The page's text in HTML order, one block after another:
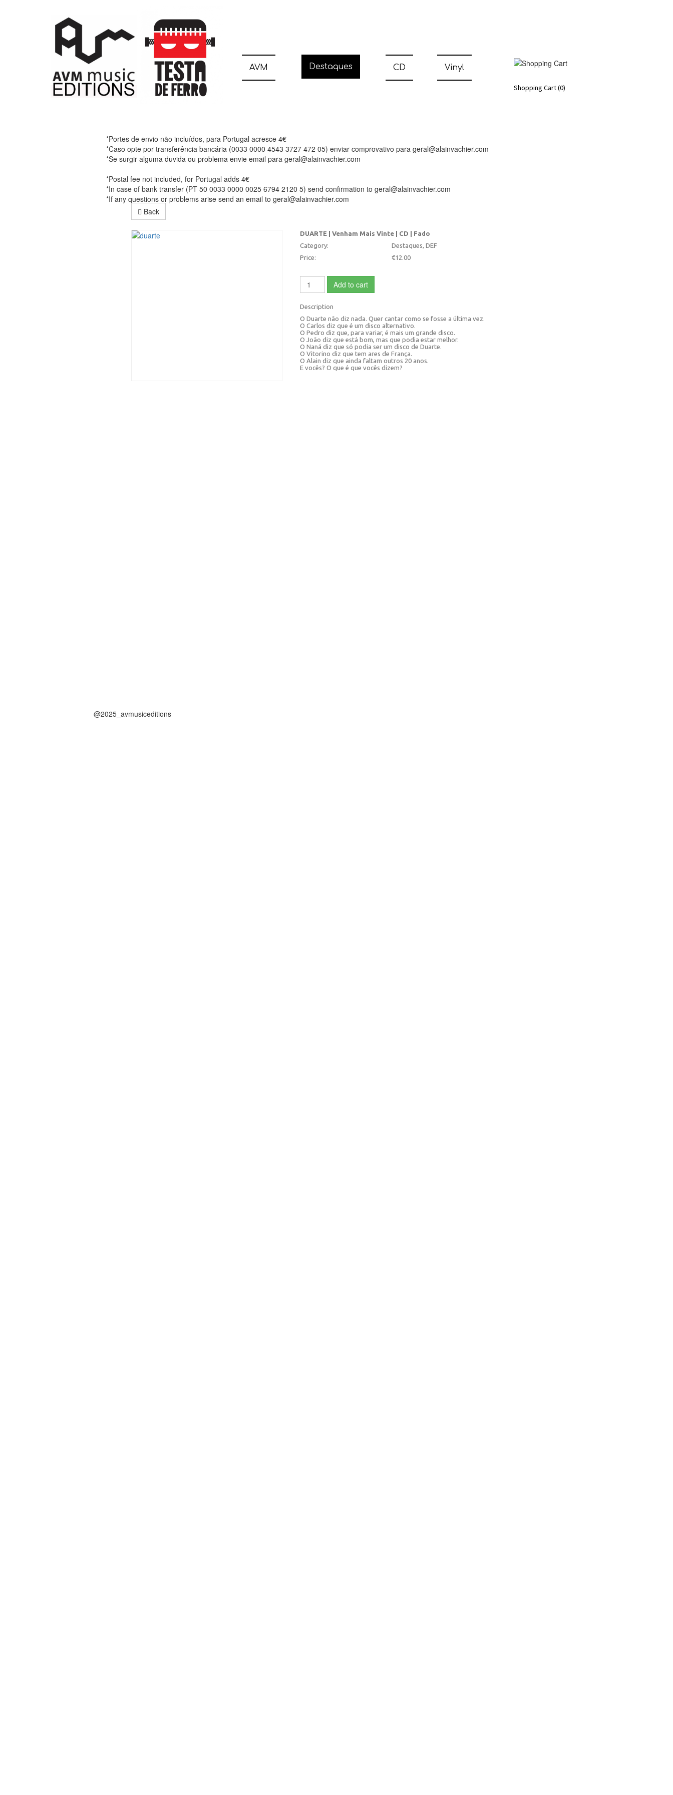
Destaques
AVM Vinyl
CD
Shopping Cart(0)
@2025_avmusiceditions
Back
DUARTE | Venham Mais Vinte | CD | Fado
Category:
Destaques, DEF
Price:
€12.00
Add to cart
Description
O Duarte não diz nada. Quer cantar como se fosse a última vez.
O Carlos diz que é um disco alternativo.
O Pedro diz que, para variar, é mais um grande disco.
O João diz que está bom, mas que podia estar melhor.
O Naná diz que só podia ser um disco de Duarte.
O Vitorino diz que tem ares de França.
O Alain diz que ainda faltam outros 20 anos.
E vocês? O que é que vocês dizem?
*Portes de envio não incluídos, para Portugal acresce 4€
*Caso opte por transferência bancária (0033 0000 4543 3727 472 05) enviar comprovativo para geral@alainvachier.com
*Se surgir alguma duvida ou problema envie email para geral@alainvachier.com
*Postal fee not included, for Portugal adds 4€
*In case of bank transfer (PT 50 0033 0000 0025 6794 2120 5) send confirmation to geral@alainvachier.com
*If any questions or problems arise send an email to geral@alainvachier.com